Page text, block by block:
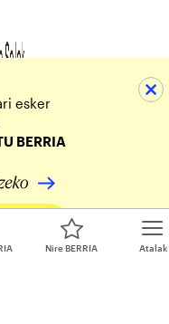
Atalak
Nire BERRIA
esker
BERRIA